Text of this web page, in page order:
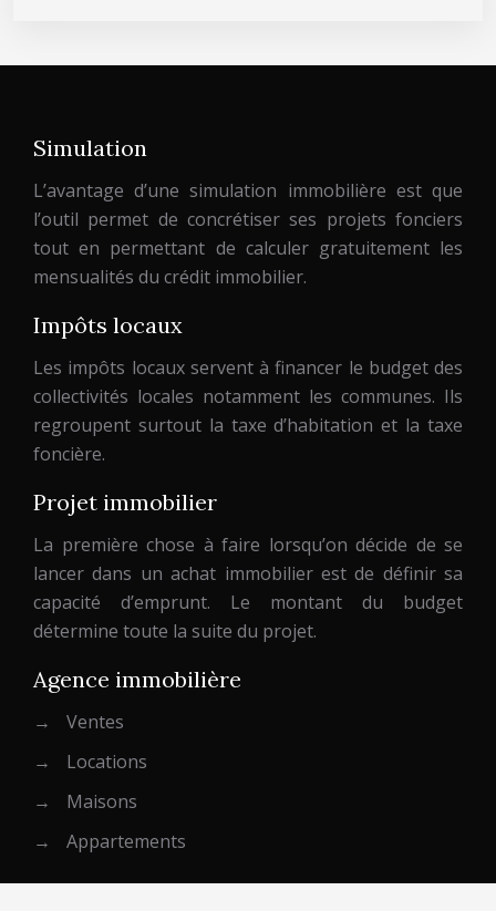
Simulation
L’avantage d’une simulation immobilière est que
l’outil permet de concrétiser ses projets fonciers
tout en permettant de calculer gratuitement les
mensualités du crédit immobilier.
Impôts locaux
Les impôts locaux servent à financer le budget des
collectivités locales notamment les communes. Ils
regroupent surtout la taxe d’habitation et la taxe
foncière.
Projet immobilier
La première chose à faire lorsqu’on décide de se
lancer dans un achat immobilier est de définir sa
capacité d’emprunt. Le montant du budget
détermine toute la suite du projet.
Agence immobilière
→
Ventes
→
Locations
→
Maisons
→
Appartements